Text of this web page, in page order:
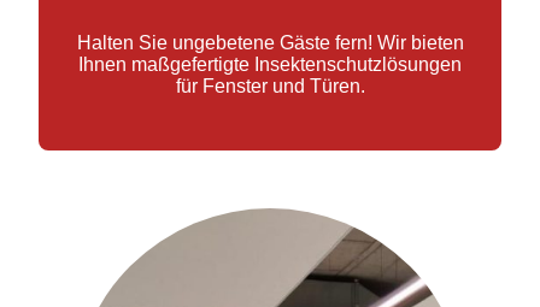
Halten Sie ungebetene Gäste fern! Wir bieten
Ihnen maßgefertigte Insektenschutzlösungen
für Fenster und Türen.